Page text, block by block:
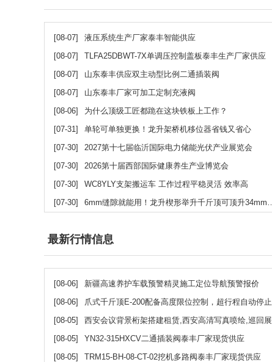
[08-07] 液压系统生产厂家泰丰智能供应
[08-07]
TLFA25DBWT-7X单调压控制盖板泰丰生产厂家供应
[08-07]
山东泰丰供应双主动型比例二通插装阀
[08-07]
山东泰丰厂家可加工定制充液阀
[08-06]
为什么顶级工匠都跪在这块铁板上工作？
[07-31]
单轮可单独更换！龙升架桥机移位器省钱又省心
[07-30]
2027第十七届临沂国际电力储能光伏产业展览会
[07-30]
2026第十届西部国际健康养生产业博览会
[07-30]
WC8YLY支架搬运车 工作过程平稳灵活 效率高
[07-30]
6mm缝隙就能用！龙升楔形举升千斤顶可顶升34mm高度
最新行情信息
[08-06] 新疆高速养护车载预警精灵施工定位导航预警报价
[08-06]
爪式千斤顶E-200配备高度限位控制，超行程自动停止杜绝误操作
[08-05]
西安会议背景桁架搭建租赁,西安高清写真喷绘,巡回展出,承接各种会议,商场布展,广告设计印刷
[08-05]
YN32-315HXCV二通插装阀泰丰厂家现货供应
[08-05]
TRM15-BH-08-CT-02挖机多路阀泰丰厂家现货供应